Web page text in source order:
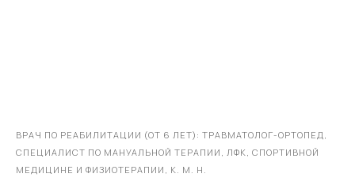
ВРАЧ ПО РЕАБИЛИТАЦИИ (ОТ 6 ЛЕТ): ТРАВМАТОЛОГ-ОРТОПЕД,
СПЕЦИАЛИСТ ПО МАНУАЛЬНОЙ ТЕРАПИИ, ЛФК, СПОРТИВНОЙ
МЕДИЦИНЕ И ФИЗИОТЕРАПИИ, К. М. Н.